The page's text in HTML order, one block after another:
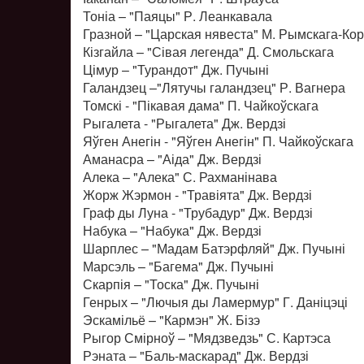
Тоніа – "Паяцы" Р. Леанкавала
Гразной – "Царская нявеста" М. Рымскага-
Кізгайла – "Сівая легенда" Д. Смольскага
Цімур – "Турандот" Дж. Пучыні
Галандзец –"Лятучы галандзец" Р. Вагнера
Томскі - "Пікавая дама" П. Чайкоўскага
Рыгалета - "Рыгалета" Дж. Вердзі
Яўген Анегін - "Яўген Анегін" П. Чайкоўскага
Аманасра – "Аіда" Дж. Вердзі
Алека – "Алека" С. Рахманінава
Жорж Жэрмон - "Травіята" Дж. Вердзі
Граф ды Луна - "Трубадур" Дж. Вердзі
Набука – "Набука" Дж. Вердзі
Шарплес – "Мадам Батэрфляй" Дж. Пучыні
Марсэль – "Багема" Дж. Пучыні
Скарпія – "Тоска" Дж. Пучыні
Генрых – "Лючыя ды Ламермур" Г. Даніцэці
Эскамільё – "Кармэн" Ж. Бізэ
Рыгор Смірноў – "Мядзведзь" С. Картэса
Рэната – "Баль-маскарад" Дж. Вердзі